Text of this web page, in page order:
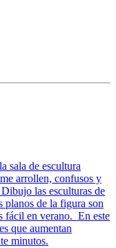
sala de escultura
arrollen, confusos y
las esculturas de
planos de la figura son
fácil en verano. En este
que aumentan
minutos.